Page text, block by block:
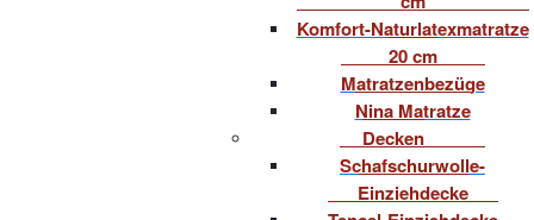
Komfort-Naturlatexmatratze
20 cm
Matratzenbezüge
Nina Matratze
Decken
Schafschurwolle-
Einziehdecke